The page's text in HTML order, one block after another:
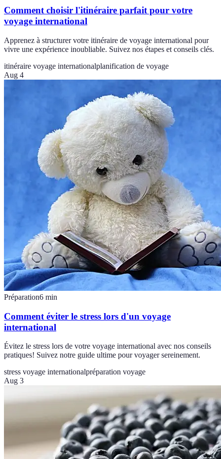
Comment choisir l'itinéraire parfait pour votre
voyage international
Apprenez à structurer votre itinéraire de voyage international pour
vivre une expérience inoubliable. Suivez nos étapes et conseils clés.
itinéraire voyage internationalplanification de voyage
Aug 4
Préparation6 min
Comment éviter le stress lors d'un voyage
international
Évitez le stress lors de votre voyage international avec nos conseils
pratiques! Suivez notre guide ultime pour voyager sereinement.
stress voyage internationalpréparation voyage
Aug 3